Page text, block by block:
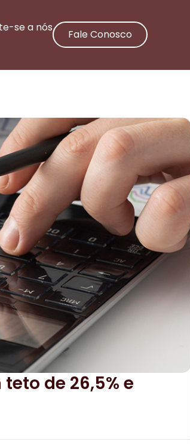
se a nós
Fale Conosco
de 26,5% e